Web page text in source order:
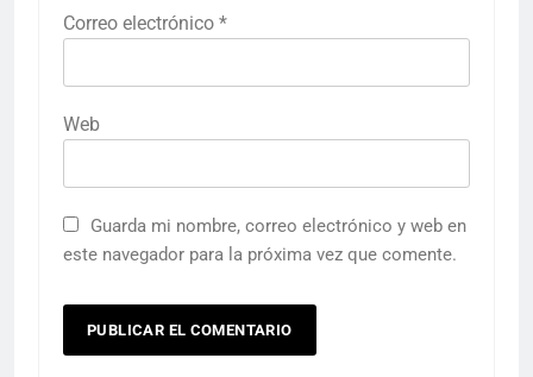
Correo electrónico *
Web
Guarda mi nombre, correo electrónico y web en
este navegador para la próxima vez que comente.